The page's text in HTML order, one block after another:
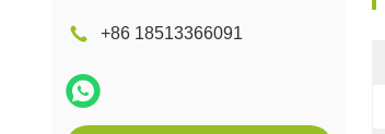
+86 18513366091